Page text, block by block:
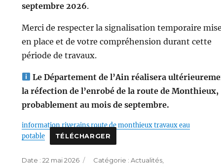
septembre 2026.
Merci de respecter la signalisation temporaire
en place et de votre compréhension durant cette
période de travaux.
Le Département de l’Ain réalisera
la réfection de l’enrobé de la route de Monthieux,
probablement au mois de septembre.
information riverains route de monthieux travaux eau
potable
TÉLÉCHARGER
Publié
22 mai 2026 Catégories
Actualités,